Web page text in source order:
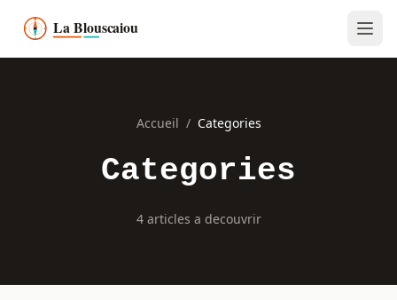
Accueil / Categories
Categories
4 articles a decouvrir